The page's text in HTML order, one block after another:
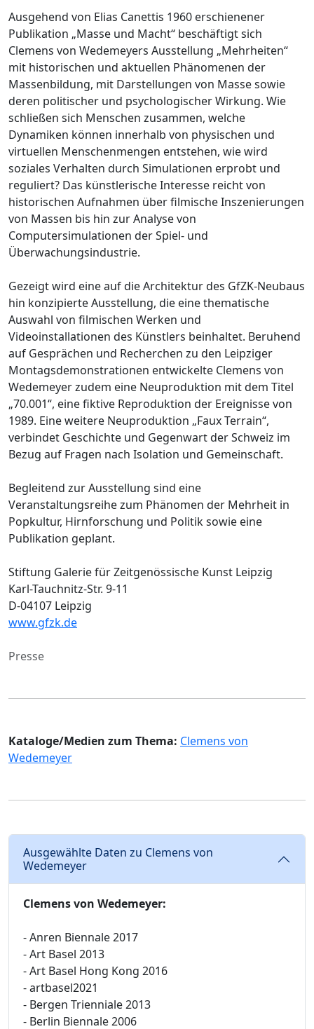
Ausgehend von Elias Canettis 1960 erschienener
Publikation „Masse und Macht“ beschäftigt sich
Clemens von Wedemeyers Ausstellung „Mehrheiten“
mit historischen und aktuellen Phänomenen der
Massenbildung, mit Darstellungen von Masse sowie
deren politischer und psychologischer Wirkung. Wie
schließen sich Menschen zusammen, welche
Dynamiken können innerhalb von physischen und
virtuellen Menschenmengen entstehen, wie wird
soziales Verhalten durch Simulationen erprobt und
reguliert? Das künstlerische Interesse reicht von
historischen Aufnahmen über filmische Inszenierungen
von Massen bis hin zur Analyse von
Computersimulationen der Spiel- und
Überwachungsindustrie.
Gezeigt wird eine auf die Architektur des GfZK-Neubaus
hin konzipierte Ausstellung, die eine thematische
Auswahl von filmischen Werken und
Videoinstallationen des Künstlers beinhaltet. Beruhend
auf Gesprächen und Recherchen zu den Leipziger
Montagsdemonstrationen entwickelte Clemens von
Wedemeyer zudem eine Neuproduktion mit dem Titel
„70.001“, eine fiktive Reproduktion der Ereignisse von
1989. Eine weitere Neuproduktion „Faux Terrain“,
verbindet Geschichte und Gegenwart der Schweiz im
Bezug auf Fragen nach Isolation und Gemeinschaft.
Begleitend zur Ausstellung sind eine
Veranstaltungsreihe zum Phänomen der Mehrheit in
Popkultur, Hirnforschung und Politik sowie eine
Publikation geplant.
Stiftung Galerie für Zeitgenössische Kunst Leipzig
Karl-Tauchnitz-Str. 9-11
D-04107 Leipzig
www.gfzk.de
Presse
Kataloge/Medien zum Thema: Clemens von
Wedemeyer
Ausgewählte Daten zu Clemens von
Wedemeyer
Clemens von Wedemeyer:
- Anren Biennale 2017
- Art Basel 2013
- Art Basel Hong Kong 2016
- artbasel2021
- Bergen Trienniale 2013
- Berlin Biennale 2006